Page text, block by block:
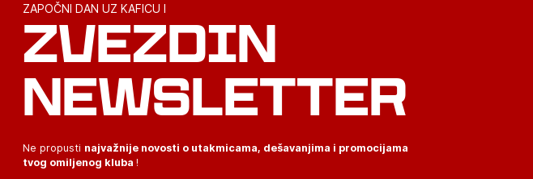
ZAPOČNI DAN UZ KAFICU I
ZVEZDIN
NEWSLETTER
Ne propusti najvažnije novosti o utakmicama, dešavanjima i promocijama
tvog omiljenog kluba !